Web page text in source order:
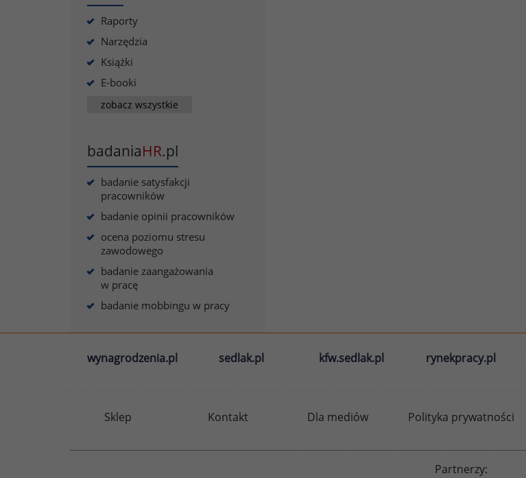
Raporty
Narzędzia
Książki
E-booki
zobacz wszystkie
badaniaHR.pl
badanie satysfakcji
pracowników
badanie opinii pracowników
ocena poziomu stresu
zawodowego
badanie zaangażowania
w pracę
badanie mobbingu w pracy
wynagrodzenia.pl sedlak.pl kfw.sedlak.pl rynekpracy.pl
Sklep Kontakt Dla mediów Polityka prywatności
Partnerzy: